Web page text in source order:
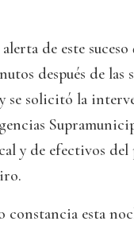
de este
después de las
se solicitó la
y de efectivos del
constancia esta